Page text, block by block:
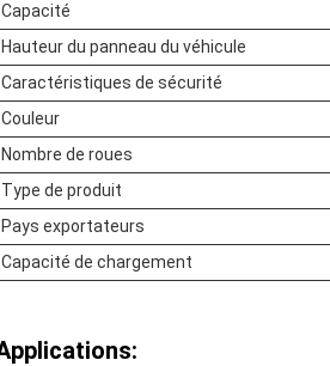
Capacité
Hauteur du panneau du véhicule
Caractéristiques de sécurité
Couleur
Nombre de roues
Type de produit
Pays exportateurs
Capacité de chargement